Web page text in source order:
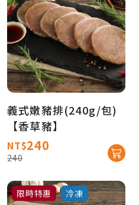
義式嫩豬排(240g/包)
【香草豬】
NT$240
240
限時特惠 冷凍